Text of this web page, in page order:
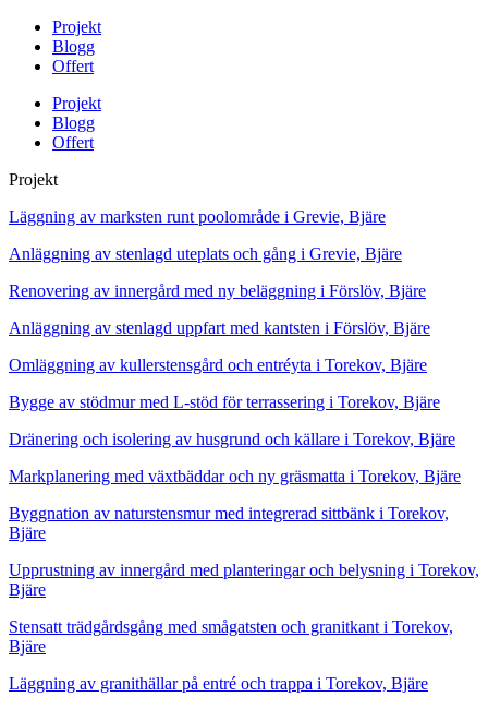
Projekt
Blogg
Offert
Projekt
Blogg
Offert
Projekt
Läggning av marksten runt poolområde i Grevie, Bjäre
Anläggning av stenlagd uteplats och gång i Grevie, Bjäre
Renovering av innergård med ny beläggning i Förslöv, Bjäre
Anläggning av stenlagd uppfart med kantsten i Förslöv, Bjäre
Omläggning av kullerstensgård och entréyta i Torekov, Bjäre
Bygge av stödmur med L-stöd för terrassering i Torekov, Bjäre
Dränering och isolering av husgrund och källare i Torekov, Bjäre
Markplanering med växtbäddar och ny gräsmatta i Torekov, Bjäre
Byggnation av naturstensmur med integrerad sittbänk i Torekov,
Bjäre
Upprustning av innergård med planteringar och belysning i Torekov,
Bjäre
Stensatt trädgårdsgång med smågatsten och granitkant i Torekov,
Bjäre
Läggning av granithällar på entré och trappa i Torekov, Bjäre